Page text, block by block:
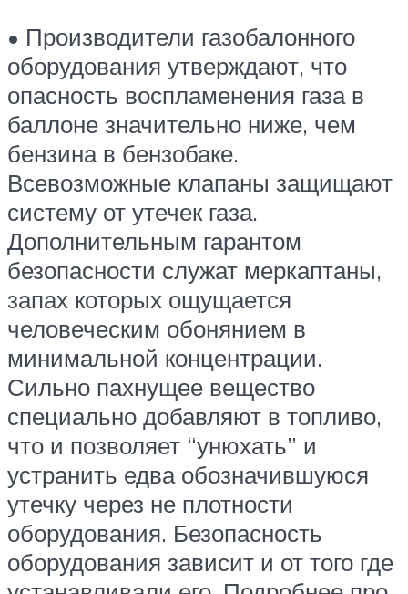
• Производители газобалонного
оборудования утверждают, что
опасность воспламенения газа в
баллоне значительно ниже, чем
бензина в бензобаке.
Всевозможные клапаны защищают
систему от утечек газа.
Дополнительным гарантом
безопасности служат меркаптаны,
запах которых ощущается
человеческим обонянием в
минимальной концентрации.
Сильно пахнущее вещество
специально добавляют в топливо,
что и позволяет “унюхать” и
устранить едва обозначившуюся
утечку через не плотности
оборудования. Безопасность
оборудования зависит и от того где